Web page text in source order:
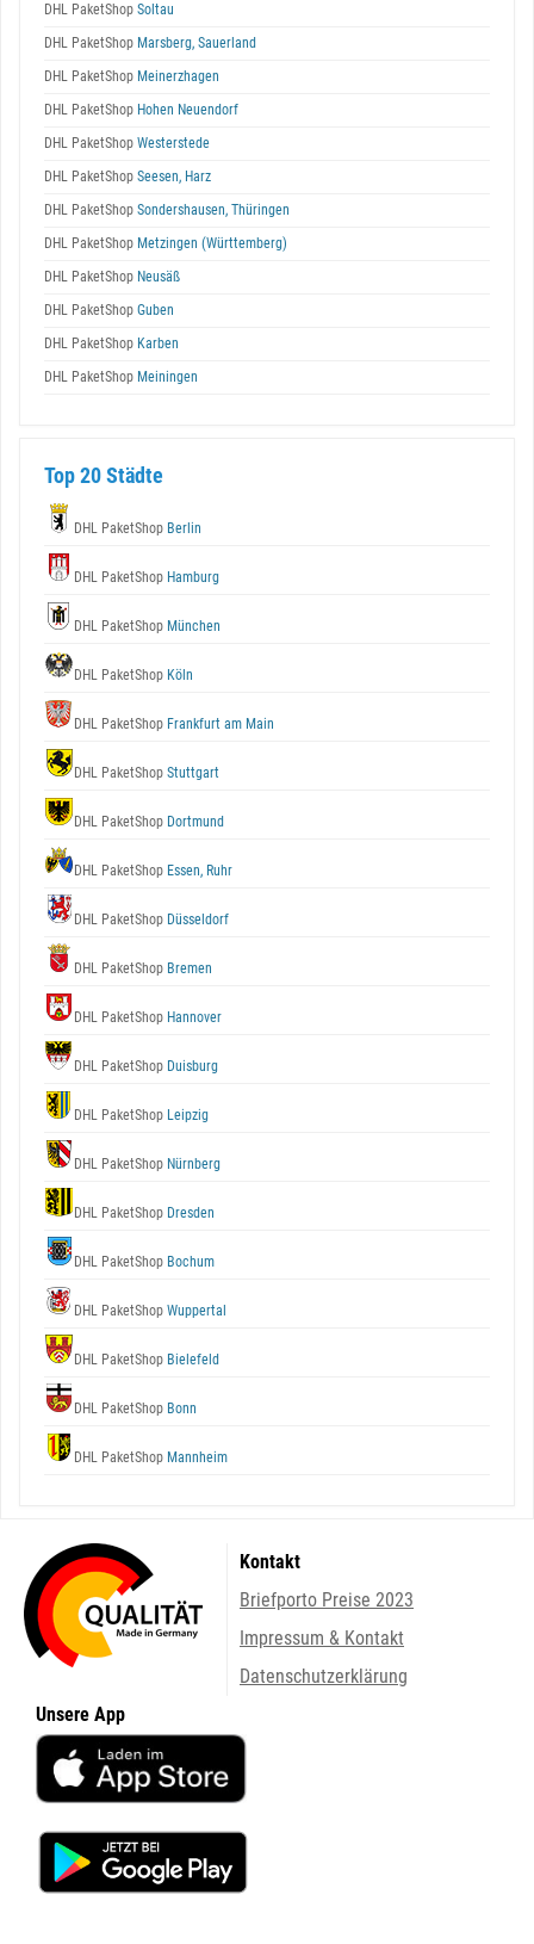
DHL PaketShop Soltau
DHL PaketShop Marsberg, Sauerland
DHL PaketShop Meinerzhagen
DHL PaketShop Hohen Neuendorf
DHL PaketShop Westerstede
DHL PaketShop Seesen, Harz
DHL PaketShop Sondershausen, Thüringen
DHL PaketShop Metzingen (Württemberg)
DHL PaketShop Neusäß
DHL PaketShop Guben
DHL PaketShop Karben
DHL PaketShop Meiningen
Top 20 Städte
DHL PaketShop Berlin
DHL PaketShop Hamburg
DHL PaketShop München
DHL PaketShop Köln
DHL PaketShop Frankfurt am Main
DHL PaketShop Stuttgart
DHL PaketShop Dortmund
DHL PaketShop Essen, Ruhr
DHL PaketShop Düsseldorf
DHL PaketShop Bremen
DHL PaketShop Hannover
DHL PaketShop Duisburg
DHL PaketShop Leipzig
DHL PaketShop Nürnberg
DHL PaketShop Dresden
DHL PaketShop Bochum
DHL PaketShop Wuppertal
DHL PaketShop Bielefeld
DHL PaketShop Bonn
DHL PaketShop Mannheim
Kontakt
Briefporto Preise 2023
Impressum & Kontakt
Datenschutzerklärung
Unsere App